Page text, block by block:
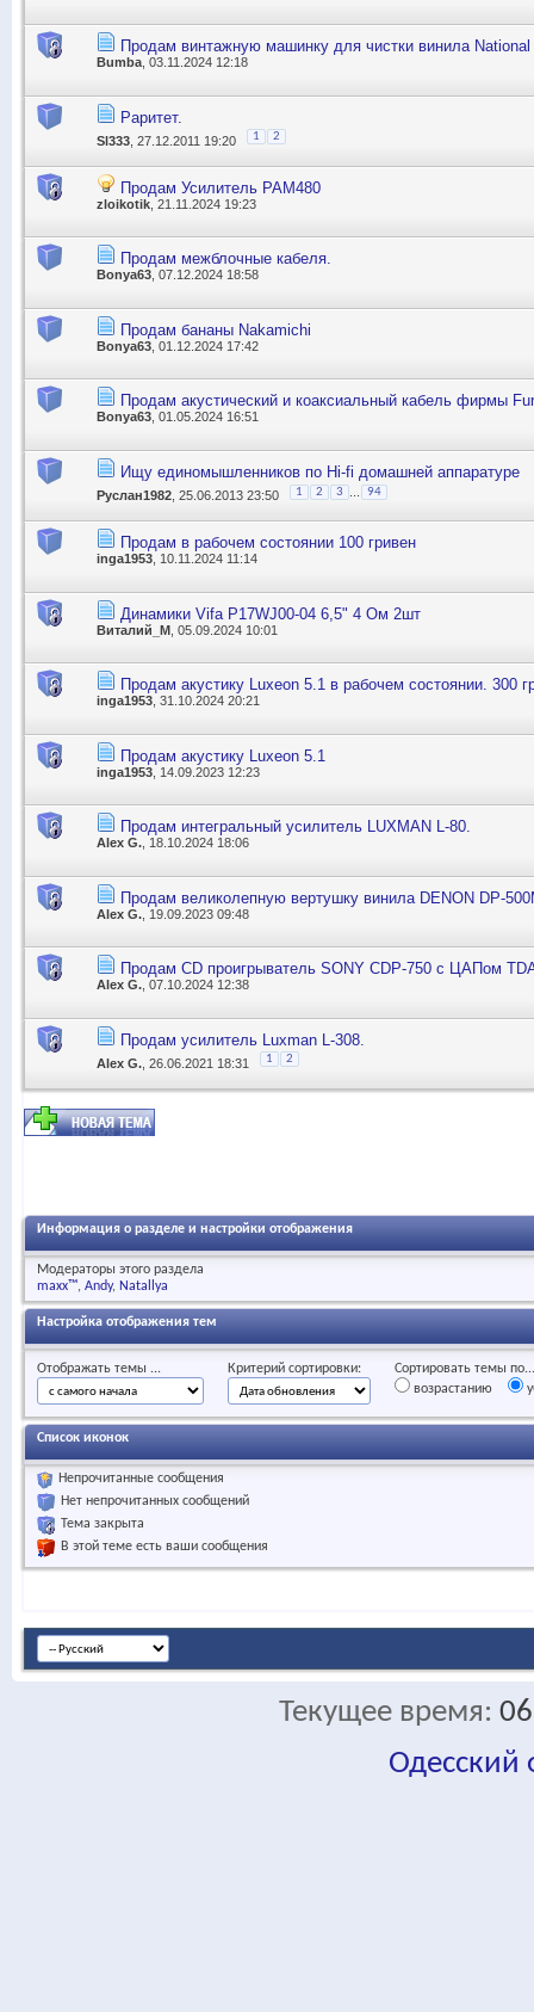
Продам винтажную машинку для чистки винила National
Bumba , 03.11.2024 12:18
Раритет.
Sl333 , 27.12.2011 19:20 1 2
Продам Усилитель PAM480
zloikotik , 21.11.2024 19:23
Продам межблочные кабеля.
Bonya63, 07.12.2024 18:58
Продам бананы Nakamichi
Bonya63 , 01.12.2024 17:42
Продам акустический и коаксиальный кабель фирмы
Bonya63, 01.05.2024 16:51
Ищу единомышленников по Hi-fi домашней аппаратуре
Руслан1982 , 25.06.2013 23:50 1 2 3 94
Продам в рабочем состоянии 100 гривен
inga1953 , 10.11.2024 11:14
Динамики Vifa P17WJ00-04 6,5" 4 Ом 2шт
Виталий_М , 05.09.2024 10:01
Продам акустику Luxeon 5.1 в рабочем состоянии. 300
inga1953 , 31.10.2024 20:21
Продам акустику Luxeon 5.1
inga1953 , 14.09.2023 12:23
Продам интегральный усилитель LUXMAN L-80.
Alex G. , 18.10.2024 18:06
Продам великолепную вертушку винила DENON DP-
Alex G. , 19.09.2023 09:48
Продам CD проигрыватель SONY СDP-750 c ЦАПом
Alex G. , 07.10.2024 12:38
Продам усилитель Luxman L-308.
Alex G. , 26.06.2021 18:31 1 2
Информация о разделе и настройки отображения
Модераторы этого раздела
maxx™ Andy Natallya
Настройка отображения тем
Отображать темы ... Критерий сортировки:
Сортировать темы по...
возрастанию
Список иконок
Непрочитанные сообщения
Нет непрочитанных сообщений
Тема закрыта
В этой теме есть ваши сообщения
Текущее время:
Одесский